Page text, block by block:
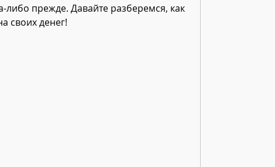
либо прежде. Давайте разберемся, как
своих денег!